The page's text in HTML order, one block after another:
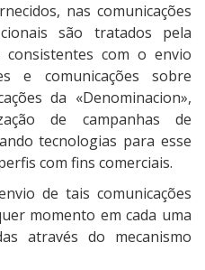
nas comunicações
são tratados pela
consistentes com o envio
e comunicações sobre
da «Denominacion»,
de campanhas de
tecnologias para esse
com fins comerciais.
de tais comunicações
momento em cada uma
através do mecanismo